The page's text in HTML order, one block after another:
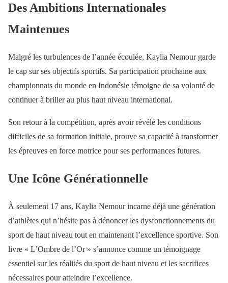
Des Ambitions Internationales
Maintenues
Malgré les turbulences de l’année écoulée, Kaylia Nemour garde
le cap sur ses objectifs sportifs. Sa participation prochaine aux
championnats du monde en Indonésie témoigne de sa volonté de
continuer à briller au plus haut niveau international.
Son retour à la compétition, après avoir révélé les conditions
difficiles de sa formation initiale, prouve sa capacité à transformer
les épreuves en force motrice pour ses performances futures.
Une Icône Générationnelle
À seulement 17 ans, Kaylia Nemour incarne déjà une génération
d’athlètes qui n’hésite pas à dénoncer les dysfonctionnements du
sport de haut niveau tout en maintenant l’excellence sportive. Son
livre « L’Ombre de l’Or » s’annonce comme un témoignage
essentiel sur les réalités du sport de haut niveau et les sacrifices
nécessaires pour atteindre l’excellence.